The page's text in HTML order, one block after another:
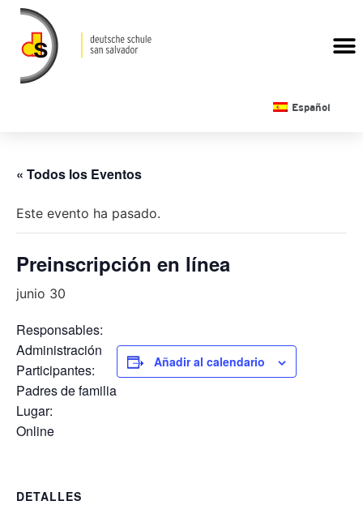
Español
« Todos los Eventos
Este evento ha pasado.
Preinscripción en línea
junio 30
Responsables:
Administración
Participantes:
Padres de familia
Lugar:
Online
Añadir al calendario
DETALLES